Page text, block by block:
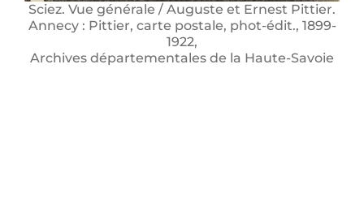
Sciez. Vue générale / Auguste et Ernest Pittier.
Annecy : Pittier, carte postale, phot-édit., 1899-
1922,
Archives départementales de la Haute-Savoie